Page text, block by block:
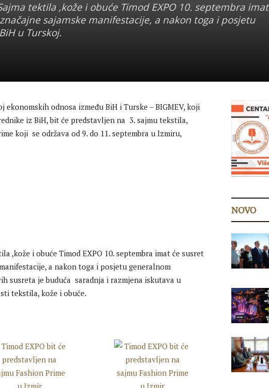
tektila ,kože i obuće Timod EXPO 10. septembra imat
sajamske manifestacije, a nakon toga i posjetu
u Turskoj.
ekonomskih odnosa između BiH i Turske – BIGMEV, koji
iz BiH, bit će predstavljen na 3. sajmu tekstila,
koji se održava od 9. do 11. septembra u Izmiru,
,kože i obuće Timod EXPO 10. septembra imat će susret
a nakon toga i posjetu generalnom
susreta je buduća saradnja i razmjena iskutava u
tekstila, kože i obuće.
NOVO